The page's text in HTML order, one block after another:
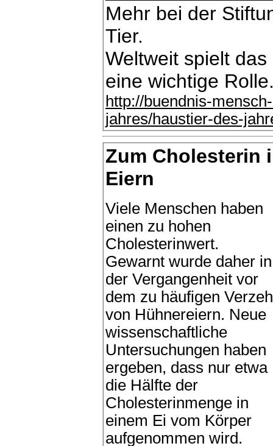
Mehr bei der
Tier.
Weltweit spielt
eine wichtige
http://buendnis-
jahres/haustier-des-
Zum Cholesterin
Eiern
Viele Menschen haben
einen zu hohen
Cholesterinwert.
Gewarnt wurde daher in
der Vergangenheit vor
dem zu häufigen
von Hühnereiern. Neue
wissenschaftliche
Untersuchungen haben
ergeben, dass nur etwa
die Hälfte der
Cholesterinmenge in
einem Ei vom Körper
aufgenommen wird.